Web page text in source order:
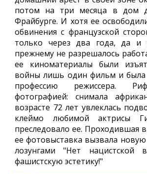
потом на три месяца в дом
Фрайбурге. И хотя ее
обвинения с французской
только через два года, да и
прежнему не разрешалось
ее киноматериалы были
войны лишь один фильм и была
профессию режиссера.
фотографией: снимала
возрасте 72 лет увлеклась
клеймо любимой актрисы
преследовало ее. Проходившая
ее фотовыставка вызвала
лозунгами "Нет нацистской
фашистскую эстетику!"